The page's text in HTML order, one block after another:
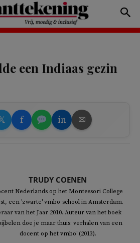
een Indiaas gezin
f in ✉
TRUDY COENEN
Nederlands op het Montessori College
een 'zwarte' vmbo-school in Amsterdam.
van het Jaar 2010. Auteur van het boek
doe je maar thuis: verhalen van een
docent op het vmbo' (2013).